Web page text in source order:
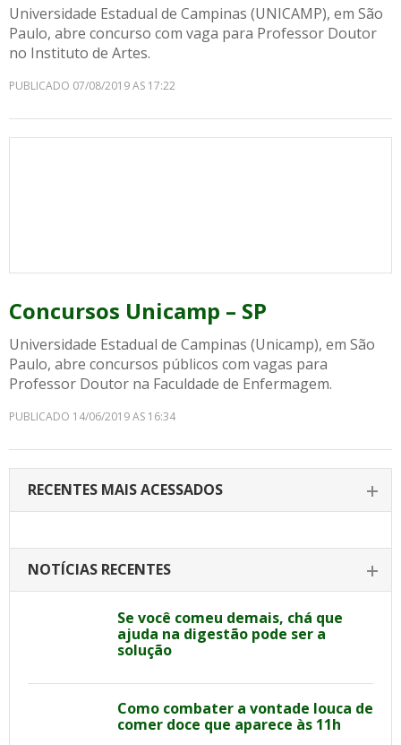
Universidade Estadual de Campinas (UNICAMP), em São
Paulo, abre concurso com vaga para Professor Doutor
no Instituto de Artes.
PUBLICADO 07/08/2019 AS 17:22
Concursos Unicamp – SP
Universidade Estadual de Campinas (Unicamp), em São
Paulo, abre concursos públicos com vagas para
Professor Doutor na Faculdade de Enfermagem.
PUBLICADO 14/06/2019 AS 16:34
RECENTES MAIS ACESSADOS
NOTÍCIAS RECENTES
Se você comeu demais, chá que
ajuda na digestão pode ser a
solução
Como combater a vontade louca de
comer doce que aparece às 11h